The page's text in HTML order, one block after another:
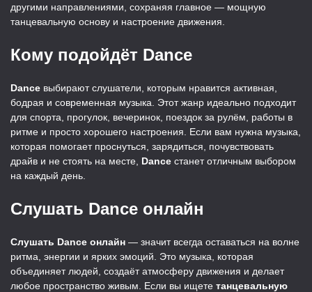
другими направлениями, сохраняя главное — мощную
танцевальную основу и настроение движения.
Кому подойдёт Dance
Dance выбирают слушатели, которым нравится активная,
бодрая и современная музыка. Этот жанр идеально подходит
для спорта, прогулок, вечеринок, поездок за рулём, работы в
ритме и просто хорошего настроения. Если вам нужна музыка,
которая помогает проснуться, зарядиться, почувствовать
драйв и не стоять на месте, Dance станет отличным выбором
на каждый день.
Слушать Dance онлайн
Слушать Dance онлайн — значит всегда оставаться на волне
ритма, энергии и ярких эмоций. Это музыка, которая
объединяет людей, создаёт атмосферу движения и делает
любое пространство живым. Если вы ищете танцевальную